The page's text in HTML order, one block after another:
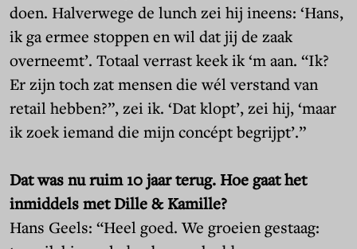
doen. Halverwege de lunch zei hij ineens: ‘Hans,
ik ga ermee stoppen en wil dat jij de zaak
overneemt’. Totaal verrast keek ik ‘m aan. “Ik?
Er zijn toch zat mensen die wél verstand van
retail hebben?”, zei ik. ‘Dat klopt’, zei hij, ‘maar
ik zoek iemand die mijn concépt begrijpt’.”
Dat was nu ruim 10 jaar terug. Hoe gaat het
inmiddels met Dille & Kamille?
Hans Geels: “Heel goed. We groeien gestaag: